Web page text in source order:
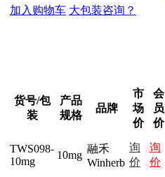
加入购物车 大包装咨询？
货号/包
装
产品
规格
品牌
市
场
价
会
员
价
TWS098-
10mg
10mg
融禾
Winherb
询
价
询
价